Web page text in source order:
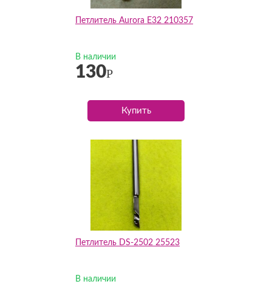
Петлитель Aurora E32 210357
В наличии
130Р
Купить
Петлитель DS-2502 25523
В наличии